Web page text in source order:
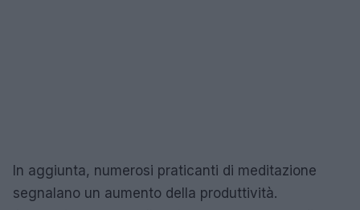
In aggiunta, numerosi praticanti di meditazione
segnalano un aumento della produttività.